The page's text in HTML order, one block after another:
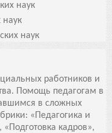
наук
наук
наук
работников и
Помощь педагогам в
в сложных
«Педагогика и
«Подготовка кадров»,